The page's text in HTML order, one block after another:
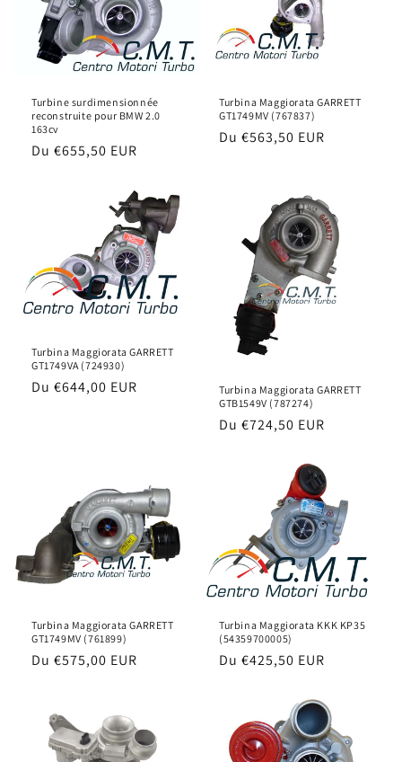
Turbine surdimensionnée
reconstruite pour BMW 2.0
163cv
Prix
Du €655,50 EUR
Turbina Maggiorata GARRETT
GT1749MV (767837)
Prix
Du €563,50 EUR
Turbina Maggiorata GARRETT
GT1749VA (724930)
Prix
Du €644,00 EUR
Turbina Maggiorata GARRETT
GTB1549V (787274)
Prix
Du €724,50 EUR
Turbina Maggiorata GARRETT
GT1749MV (761899)
Prix
Du €575,00 EUR
Turbina Maggiorata KKK KP35
(54359700005)
Prix
Du €425,50 EUR